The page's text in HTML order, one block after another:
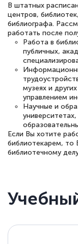
10
Оставила
быстро
Обучение
количество
пособий и
каком
В штатных
центров,
библиографа.
работать после
Работа в
публичных,
музеях и
управлением
Научные и
Если Вы хотите
библиотекарем, то
библиотечному